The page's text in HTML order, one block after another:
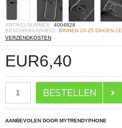
ARTIKELNUMMER: 4004828
BESCHIKBAARHEID: BINNEN 20-25 DAGEN
VERZENDKOSTEN
EUR6,40
AANBEVOLEN DOOR MYTRENDYPHONE